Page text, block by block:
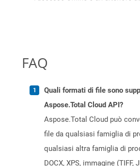
FAQ
Quali formati di file sono
Aspose.Total Cloud API?
Aspose.Total Cloud può
file da qualsiasi famiglia di
qualsiasi altra famiglia di
DOCX, XPS, immagine (TIFF,